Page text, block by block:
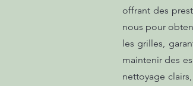
offrant des
nous pour
les grilles,
maintenir des
nettoyage